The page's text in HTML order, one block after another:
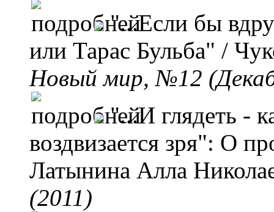
"...Если бы
или Тарас Бульба" /
Новый мир, №12
"...И глядеть -
воздвизается зря": О
Латынина Алла
(2011)